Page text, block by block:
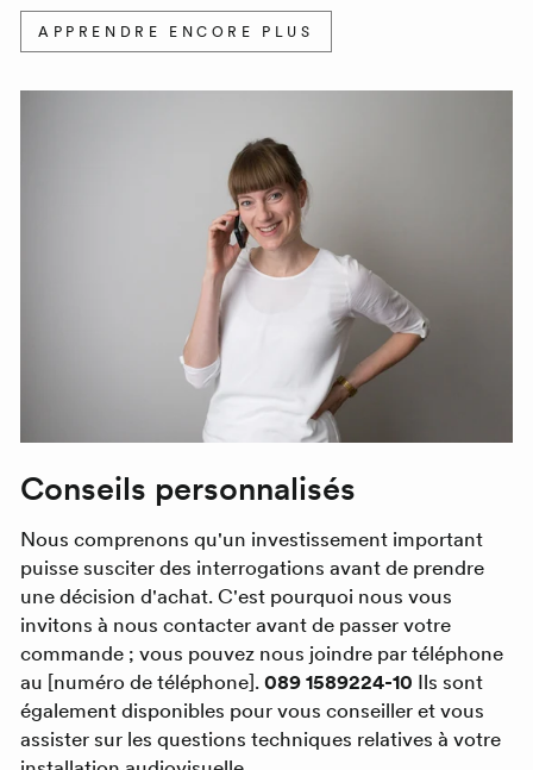
APPRENDRE ENCORE PLUS
Conseils personnalisés
Nous comprenons qu'un investissement important
puisse susciter des interrogations avant de prendre
une décision d'achat. C'est pourquoi nous vous
invitons à nous contacter avant de passer votre
commande ; vous pouvez nous joindre par téléphone
au [numéro de téléphone].089 1589224-10 Ils sont
également disponibles pour vous conseiller et vous
assister sur les questions techniques relatives à votre